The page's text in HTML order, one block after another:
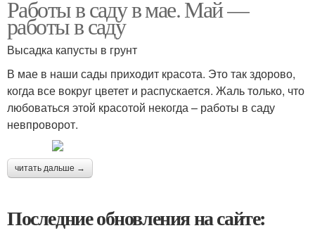
Работы в саду в мае. Май —
работы в саду
Высадка капусты в грунт
В мае в наши сады приходит красота. Это так здорово,
когда все вокруг цветет и распускается. Жаль только, что
любоваться этой красотой некогда – работы в саду
невпроворот.
читать дальше →
Последние обновления на сайте: